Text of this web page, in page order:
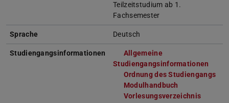
Teilzeitstudium ab 1.
Fachsemester
Sprache Deutsch
Studiengangsinformationen
Allgemeine
Studiengangsinformationen
Ordnung des Studiengangs
Modulhandbuch
Vorlesungsverzeichnis